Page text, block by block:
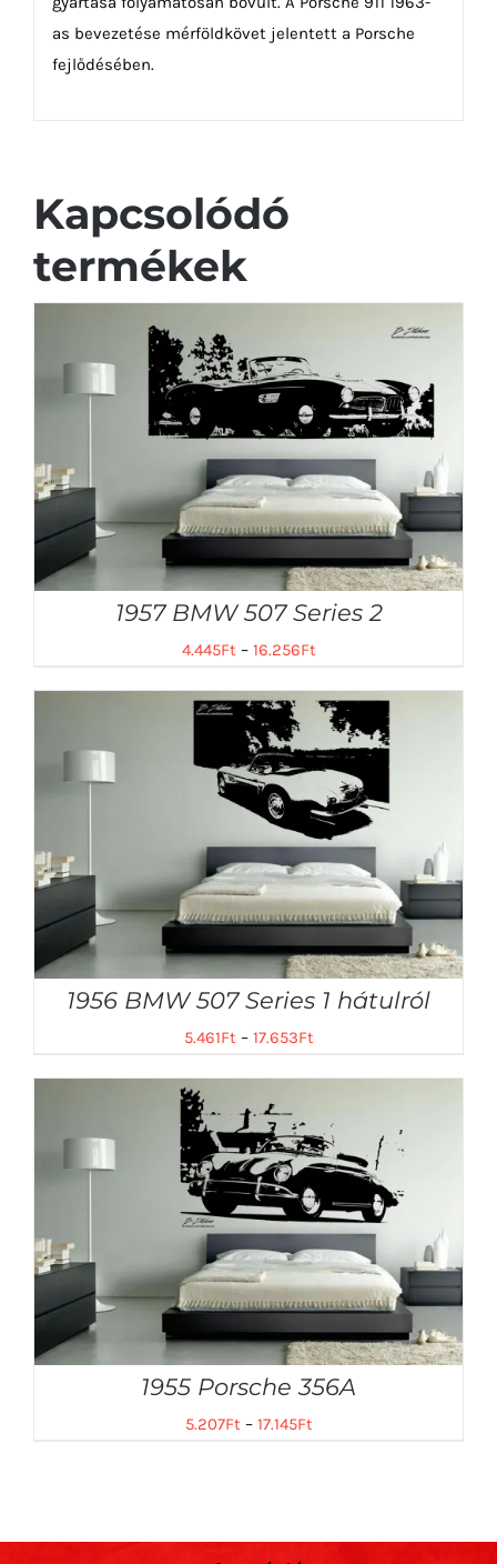
as bevezetése mérföldkövet jelentett a Porsche
fejlődésében.
Kapcsolódó
termékek
1957 BMW 507 Series 2
4.445Ft– 16.256Ft
1956 BMW 507 Series 1 hátulról
5.461Ft– 17.653Ft
1955 Porsche 356A
5.207Ft– 17.145Ft